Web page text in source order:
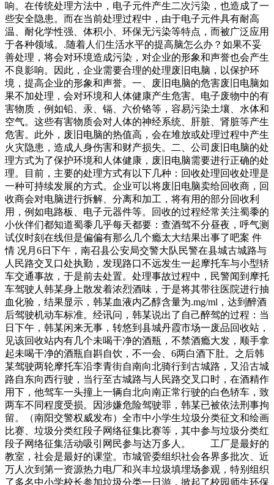
响。在传统处理方法中，电子元件产生二次污染，也造成了一
些安全隐患。而在当前处理过程中，由于电子元件具有耐高
温、耐化学性强、体积小、环保无污染等特点，而被广泛应用
于各种领域。.随着人们生活水平的提高脑怎么办？如果不妥
善处理，将会对环境造成污染，对企业的形象和声誉也会产生
不良影响。因此，企业需要合理的处理废旧电脑，以保护环
境，提高企业的形象和声誉。一、废旧电脑的危害废旧电脑如
果不加处理，会对环境和人体健康产生危害。电子废物中的有
害物质，例如铅、汞、镉、六价铬等，容易污染土壤、水体和
空气。这些有害物质会对人体的神经系统、肝脏、肾脏等产生
危害。此外，废旧电脑的热值高，会在堆放或处理过程中产生
火灾隐患，造成人身伤害和财产损失。二、公司废旧电脑的处
理方式为了保护环境和人体健康，废旧电脑需要进行正确的处
理。目前，主要的处理方式有以下几种：回收处理回收处理是
一种可持续发展的方式。企业可以将废旧电脑卖给回收商，回
收商会对电脑进行拆解、分离和加工，将有用的部分回收利
用，例如电路板、电子元器件等。回收的过程经常关注蜀黍的
小伙伴们都知道蜀黍几乎每天都要：查酒驾不分昼夜，呼气测
试仪时刻在线但是偏偏有那么几个瘾太大结果出事了吧案 件
情 况月6日下午，南召县公安局交警大队民警在县城古城路与
人民路交叉口处执勤，发现路口不远发生一起摩托车与小型轿
车交通事故，于是前去处置。处理事故过程中，民警闻到摩托
车驾驶人韩某身上散发着浓烈酒味，于是将其带往医院进行抽
血化验，结果显示，韩某血液内乙醇含量为.mg/ml，达到醉酒
后驾驶机动车标准。经讯问，韩某说出了自己醉驾的过程：当
日下午，韩某闲来无事，转悠到县城丹霞市场一废品回收站，
见该回收站内有几个未喝干净的酒瓶，不禁酒瘾大发，顺手拿
起未喝干净的酒瓶自斟自饮，不一会、6两白酒下肚。之后韩
某驾驶两轮摩托车沿李青街自南向北骑行到古城路，又沿古城
路自东向西行驶，当行至古城路与人民路交叉口时，在酒精作
用下，他驾车一头撞上一辆自北向南正常行驶的白色轿车，致
两车不同程度受损。因涉嫌危险驾驶罪，韩某已被依法刑事拘
留。（南阳交警权威发布）全市中小学生垃圾分类征文和绘画
比赛、垃圾分类红段子网络征集比赛等，其中参与垃圾分类红
段子网络征集活动吸引网民参与达万多人。 工厂是最好的
教室，社会是最好的课堂。市城管委组织社会各界多批次、近
万人次到第一资源热力电厂和兴丰垃圾填埋场参观，特别组织
了多名中小学校长参加垃圾分类一日游，掀起了校园师生环保